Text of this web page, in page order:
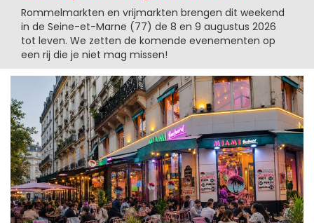
Rommelmarkten en vrijmarkten brengen dit weekend
in de Seine-et-Marne (77) de 8 en 9 augustus 2026
tot leven. We zetten de komende evenementen op
een rij die je niet mag missen!